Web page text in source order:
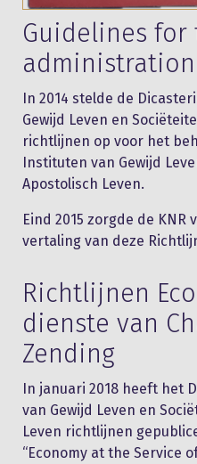
Guidelines for
In 2014 stelde de
Gewijd Leven en
richtlijnen op voor het
Instituten van Gewijd
Apostolisch Leven.
Eind 2015 zorgde de
vertaling van deze
Richtlijnen
dienste van
Zending
In januari 2018 heeft het
van Gewijd Leven en
Leven richtlijnen
“Economy at the Service